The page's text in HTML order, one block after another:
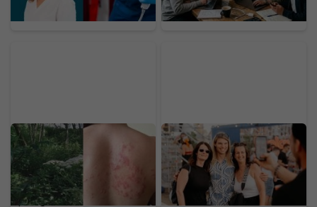
odhaliť zákerné
ochorenia
Na Slovensku sa šíri
nebezpečný gigant z
Kaukazu: Pozor na
rastlinu, ktorej dotyk
spôsobuje bolestivé
pľuzgiere
Nájdeš sa na našich
fotkách? Toto je
LOVESTREAM deň druhý
očami našej redakcie
(FOTOGALÉRIA)